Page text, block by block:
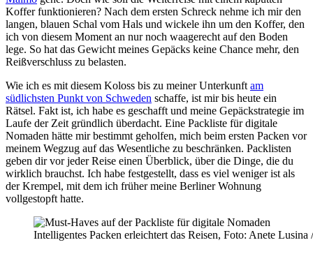
Koffer funktionieren? Nach dem ersten Schreck nehme ich mir den
langen, blauen Schal vom Hals und wickele ihn um den Koffer, den
ich von diesem Moment an nur noch waagerecht auf den Boden
lege. So hat das Gewicht meines Gepäcks keine Chance mehr, den
Reißverschluss zu belasten.
Wie ich es mit diesem Koloss bis zu meiner Unterkunft am
südlichsten Punkt von Schweden schaffe, ist mir bis heute ein
Rätsel. Fakt ist, ich habe es geschafft und meine Gepäckstrategie im
Laufe der Zeit gründlich überdacht. Eine Packliste für digitale
Nomaden hätte mir bestimmt geholfen, mich beim ersten Packen vor
meinem Wegzug auf das Wesentliche zu beschränken. Packlisten
geben dir vor jeder Reise einen Überblick, über die Dinge, die du
wirklich brauchst. Ich habe festgestellt, dass es viel weniger ist als
der Krempel, mit dem ich früher meine Berliner Wohnung
vollgestopft hatte.
Intelligentes Packen erleichtert das Reisen, Foto: Anete Lusina